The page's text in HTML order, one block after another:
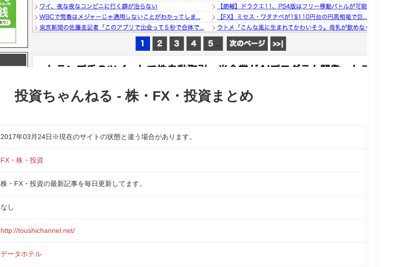
投資ちゃんねる - 株・FX・投資まとめ
2017年03月24日 ※現在のサイトの状態と違う場合があります。
FX・株・投資
株・FX・投資の最新記事を毎日更新してます。
なし
http://toushichannel.net/
データホテル